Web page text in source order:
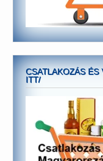
CSATLAKOZÁS ÉS
ITT/